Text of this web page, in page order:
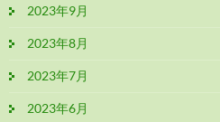
2023年9月
2023年8月
2023年7月
2023年6月